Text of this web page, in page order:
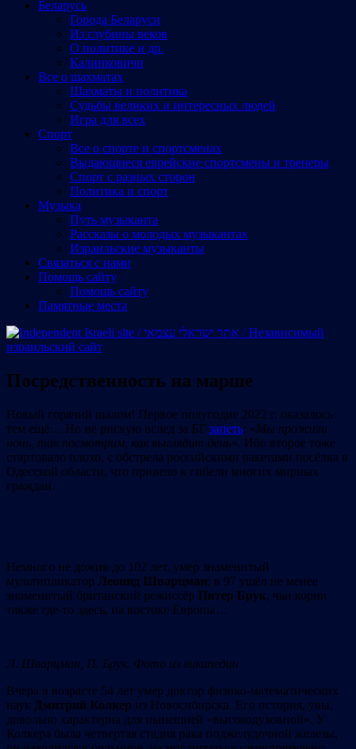
Беларусь
Города Беларуси
Из глубины веков
О политике и др.
Калинковичи
Все о шахматах
Шахматы и политика
Судьбы великих и интересных людей
Игра для всех
Спорт
Все о спорте и спортсменах
Выдающиеся еврейские спортсмены и тренеры
Спорт с разных сторон
Политика и спорт
Музыка
Путь музыканта
Рассказы о молодых музыкантах
Израильские музыканты
Cвязаться с нами
Помощь сайту
Помощь сайту
Памятные места
Посредственность на марше
Новый горячий шалом! Первое полугодие 2022 г. оказалось
тем ещё… Но не рискую вслед за БГ запеть: «Мы прожили
ночь, так посмотрим, как выглядит день». Ибо второе тоже
стартовало плохо, с обстрела российскими ракетами посёлка в
Одесской области, что привело к гибели многих мирных
граждан.
Немного не дожив до 102 лет, умер знаменитый
мультипликатор Леонид Шварцман; в 97 ушёл не менее
знаменитый британский режиссёр Питер Брук, чьи корни
также где-то здесь, на востоке Европы…
Л. Шварцман, П. Брук. Фото из википедии
Вчера в возрасте 54 лет умер доктор физико-математических
наук Дмитрий Колкер из Новосибирска. Его история, увы,
довольно характерна для нынешней «высокодуховной». У
Колкера была четвертая стадия рака поджелудочной железы,